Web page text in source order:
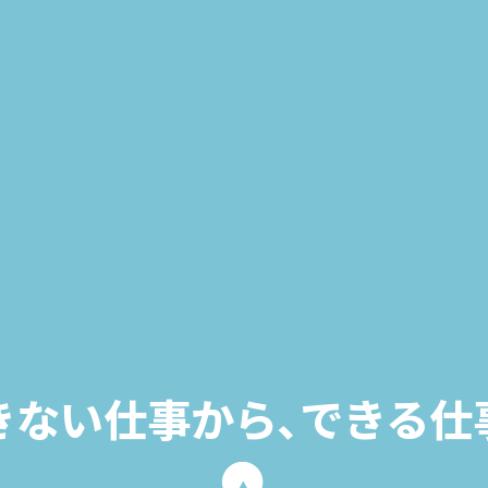
い仕事から､できる仕